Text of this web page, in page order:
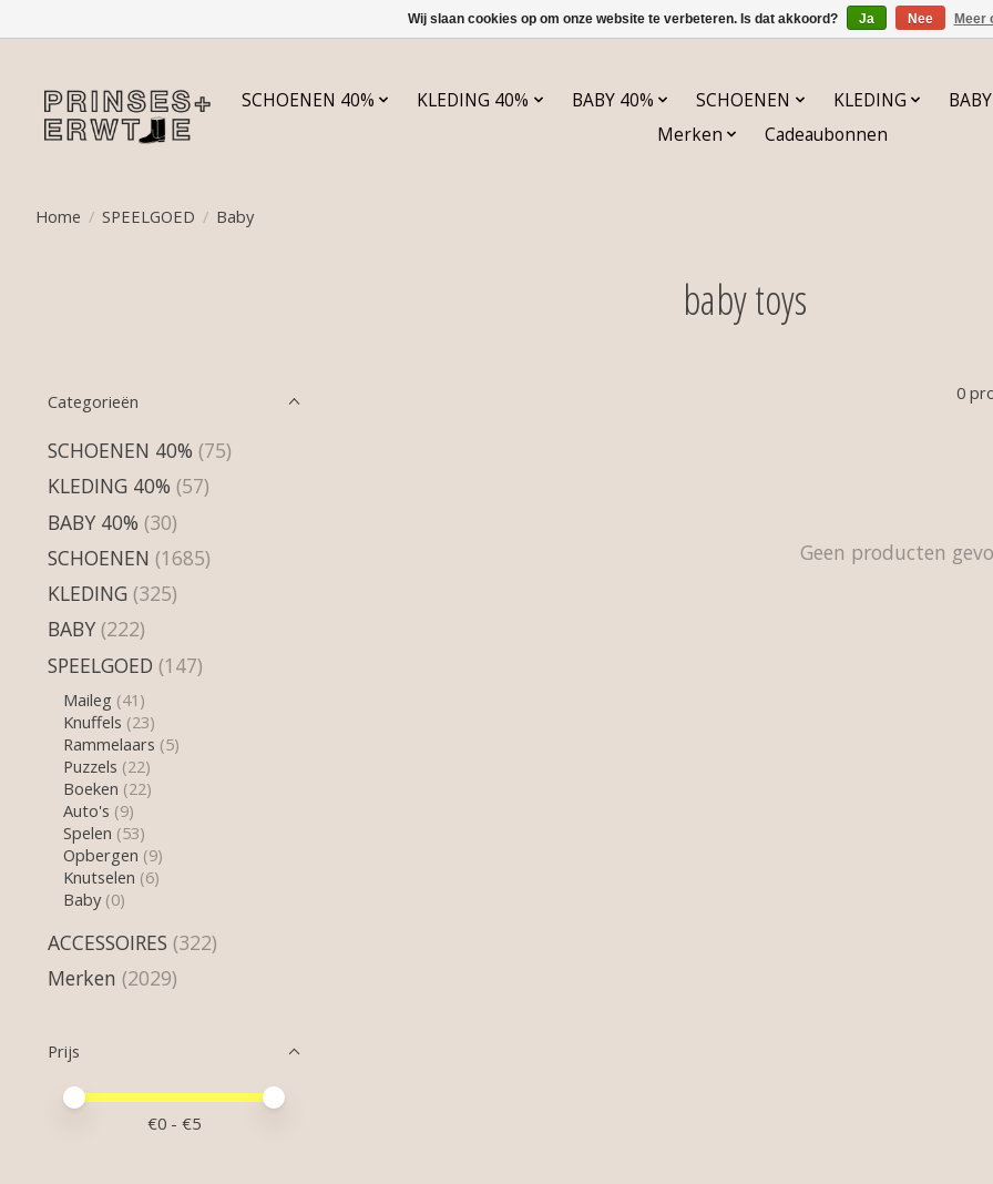
SCHOENEN 40% KLEDING 40% BABY 40% SCHOENEN KLEDING BABY
Merken
Cadeaubonnen
Home / SPEELGOED / Baby
baby toys
Categorieën
SCHOENEN 40% (75)
KLEDING 40% (57)
BABY 40% (30)
SCHOENEN (1685)
KLEDING (325)
BABY (222)
SPEELGOED (147)
Maileg (41)
Knuffels (23)
Rammelaars (5)
Puzzels (22)
Boeken (22)
Auto's (9)
Spelen (53)
Opbergen (9)
Knutselen (6)
Baby (0)
ACCESSOIRES (322)
Merken (2029)
Prijs
Minimale prijswaarde
Price maximum value
€0 - €5
0
Geen producten
Wij slaan cookies op om onze website te verbeteren. Is dat akkoord? Ja Nee Meer